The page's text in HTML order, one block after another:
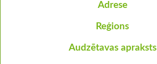
Adrese
Reģions
Audzētavas apraksts